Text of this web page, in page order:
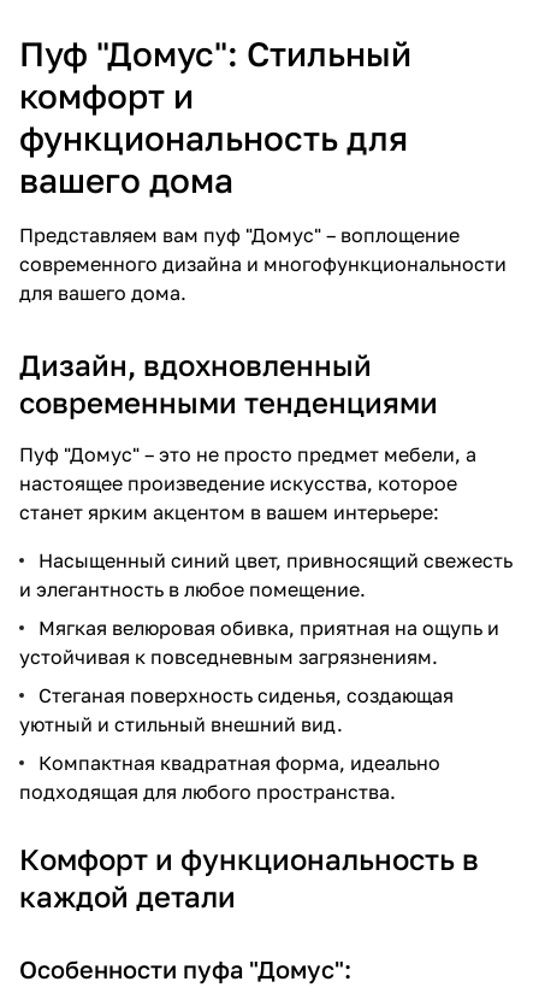
Пуф "Домус": Стильный
комфорт и
функциональность для
вашего дома
Представляем вам пуф "Домус" – воплощение
современного дизайна и многофункциональности
для вашего дома.
Дизайн, вдохновленный
современными тенденциями
Пуф "Домус" – это не просто предмет мебели, а
настоящее произведение искусства, которое
станет ярким акцентом в вашем интерьере:
Насыщенный синий цвет, привносящий свежесть
и элегантность в любое помещение.
Мягкая велюровая обивка, приятная на ощупь и
устойчивая к повседневным загрязнениям.
Стеганая поверхность сиденья, создающая
уютный и стильный внешний вид.
Компактная квадратная форма, идеально
подходящая для любого пространства.
Комфорт и функциональность в
каждой детали
Особенности пуфа "Домус":